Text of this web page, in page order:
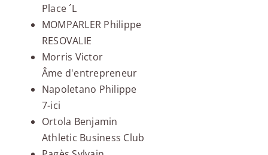
Place ´L
MOMPARLER Philippe
RESOVALIE
Morris Victor
Âme d'entrepreneur
Napoletano Philippe
7-ici
Ortola Benjamin
Athletic Business Club